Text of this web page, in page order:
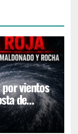
vientos
de